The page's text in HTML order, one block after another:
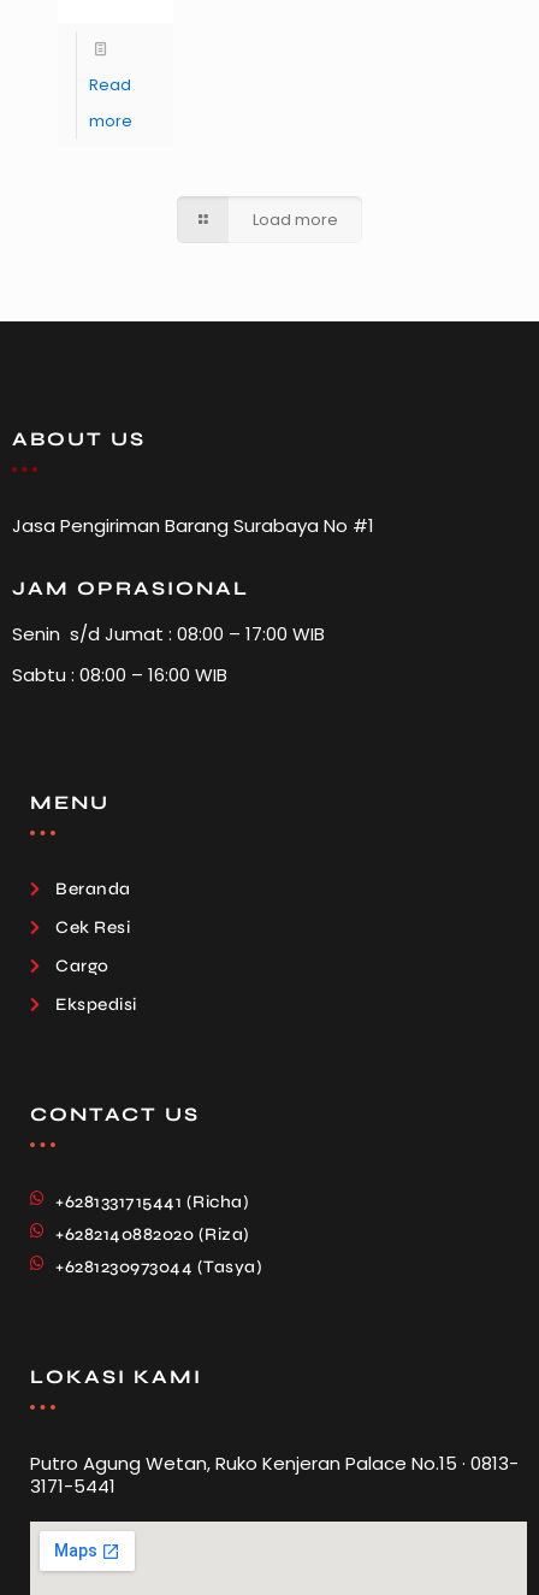
Read
more
Load more
ABOUT US
Jasa Pengiriman Barang Surabaya No #1
JAM OPRASIONAL
Senin s/d Jumat : 08:00 – 17:00 WIB
Sabtu : 08:00 – 16:00 WIB
MENU
Beranda
Cek Resi
Cargo
Ekspedisi
CONTACT US
+6281331715441 (Richa)
+6282140882020 (Riza)
+6281230973044 (Tasya)
LOKASI KAMI
Putro Agung Wetan, Ruko Kenjeran Palace No.15 · 0813-
3171-5441